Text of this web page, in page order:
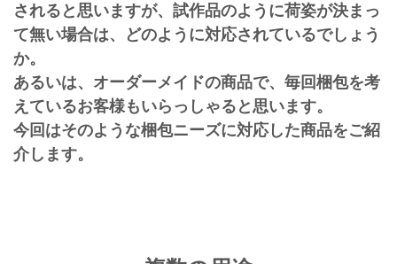
されると思いますが、試作品のように荷姿が決まっ
て無い場合は、どのように対応されているでしょう
か。
あるいは、オーダーメイドの商品で、毎回梱包を考
えているお客様もいらっしゃると思います。
今回はそのような梱包ニーズに対応した商品をご紹
介します。